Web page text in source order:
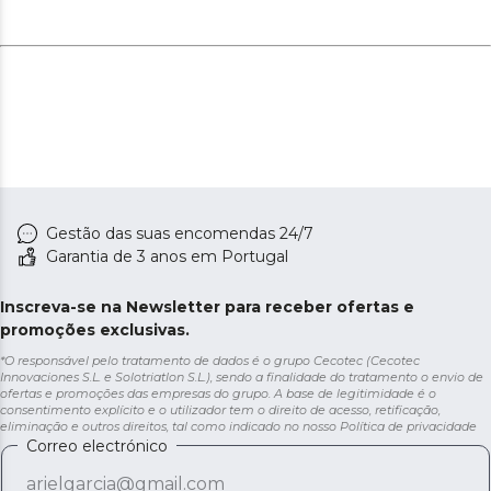
Gestão das suas encomendas 24/7
Garantia de 3 anos em Portugal
Inscreva-se na Newsletter para receber ofertas e
promoções exclusivas.
*O responsável pelo tratamento de dados é o grupo Cecotec (Cecotec
Innovaciones S.L. e Solotriatlon S.L.), sendo a finalidade do tratamento o envio de
ofertas e promoções das empresas do grupo. A base de legitimidade é o
consentimento explícito e o utilizador tem o direito de acesso, retificação,
eliminação e outros direitos, tal como indicado no nosso Política de privacidade
Correo electrónico